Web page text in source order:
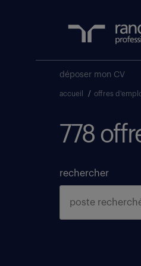
déposer mon CV
accueil / offres
778
rechercher